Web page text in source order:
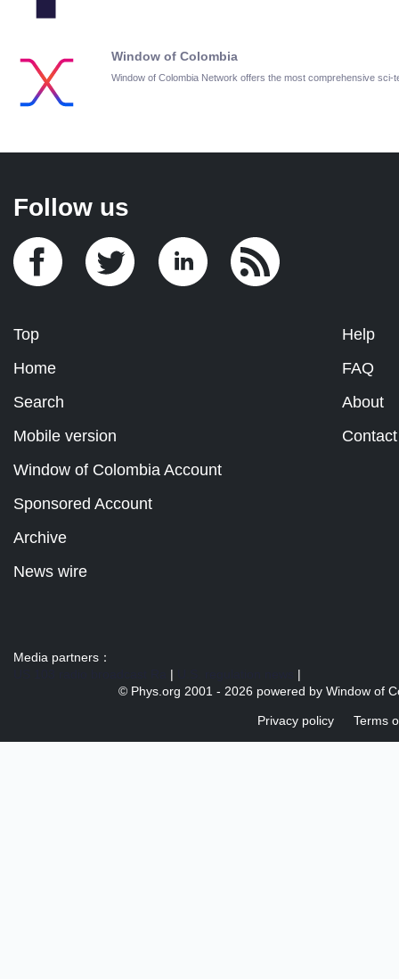
Window of Colombia
Window of Colombia Network offers the most comprehensive sci-
Follow us
Top
Home
Search
Mobile version
Help
FAQ
About
Contact
Window of Colombia Account
Sponsored Account
Archive
News wire
Media partners：
|
|
© Phys.org 2001 - 2026 powered by Window of
Privacy policy Terms